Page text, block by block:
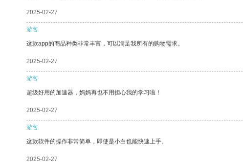
2025-02-27
游客
这款app的商品种类非常丰富，可以满足我所有的购物需求。
2025-02-27
游客
超级好用的加速器，妈妈再也不用担心我的学习啦！
2025-02-27
游客
这款软件的操作非常简单，即使是小白也能快速上手。
2025-02-27